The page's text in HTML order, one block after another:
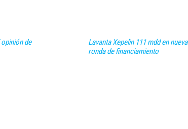
de
Lavanta Xepelin 111 mdd en nueva
ronda de financiamiento